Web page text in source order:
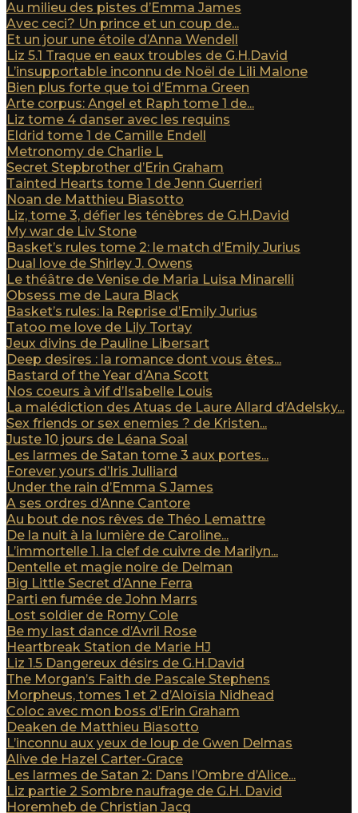
Au milieu des pistes d’Emma James
Avec ceci? Un prince et un coup de...
Et un jour une étoile d’Anna Wendell
Liz 5.1 Traque en eaux troubles de G.H.David
L’insupportable inconnu de Noël de Lili Malone
Bien plus forte que toi d’Emma Green
Arte corpus: Angel et Raph tome 1 de...
Liz tome 4 danser avec les requins
Eldrid tome 1 de Camille Endell
Metronomy de Charlie L
Secret Stepbrother d’Erin Graham
Tainted Hearts tome 1 de Jenn Guerrieri
Noan de Matthieu Biasotto
Liz, tome 3, défier les ténèbres de G.H.David
My war de Liv Stone
Basket’s rules tome 2: le match d’Emily Jurius
Dual love de Shirley J. Owens
Le théâtre de Venise de Maria Luisa Minarelli
Obsess me de Laura Black
Basket’s rules: la Reprise d’Emily Jurius
Tatoo me love de Lily Tortay
Jeux divins de Pauline Libersart
Deep desires : la romance dont vous êtes...
Bastard of the Year d’Ana Scott
Nos coeurs à vif d’Isabelle Louis
La malédiction des Atuas de Laure Allard d’Adelsky...
Sex friends or sex enemies ? de Kristen...
Juste 10 jours de Léana Soal
Les larmes de Satan tome 3 aux portes...
Forever yours d’Iris Julliard
Under the rain d’Emma S James
A ses ordres d’Anne Cantore
Au bout de nos rêves de Théo Lemattre
De la nuit à la lumière de Caroline...
L’immortelle 1. la clef de cuivre de Marilyn...
Dentelle et magie noire de Delman
Big Little Secret d’Anne Ferra
Parti en fumée de John Marrs
Lost soldier de Romy Cole
Be my last dance d’Avril Rose
Heartbreak Station de Marie HJ
Liz 1.5 Dangereux désirs de G.H.David
The Morgan’s Faith de Pascale Stephens
Morpheus, tomes 1 et 2 d’Aloïsia Nidhead
Coloc avec mon boss d’Erin Graham
Deaken de Matthieu Biasotto
L’inconnu aux yeux de loup de Gwen Delmas
Alive de Hazel Carter-Grace
Les larmes de Satan 2: Dans l’Ombre d’Alice...
Liz partie 2 Sombre naufrage de G.H. David
Horemheb de Christian Jacq